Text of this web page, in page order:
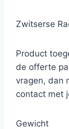
Zwitserse
Product
de offerte
vragen, dan
contact met
Gewicht